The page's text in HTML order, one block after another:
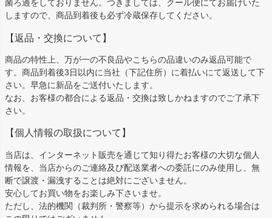
菌ろ過をしておりません。つきましては、クール便にてお届けいた
しますので、商品到着後も必ず冷蔵保存してください。
【返品・交換について】
商品の特性上、万が一の不良品やこちらの品違いのみ返品可能で
す。商品到着後3日以内に当社（下記住所）に着払いにて返送して下
さい。早急に新品をご送付いたします。
なお、お客様の都合による返品・交換は致しかねますのでご了承下
さい。
【個人情報の取扱について】
当店は、インターネット販売を通じて知り得たお客様の大切な個人
情報を、当店からのご連絡及び配送業者への委託にのみ使用し、無
断で譲渡・漏洩することは絶対にございません。
安心してお買い物をお楽しみ下さいませ。
ただし、法的機関（裁判所・警察等）から提示を求められる場合は